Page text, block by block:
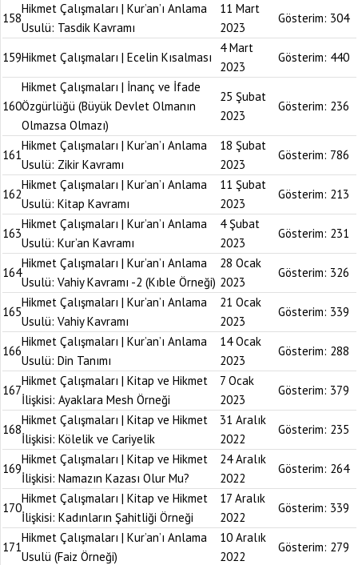
158
Hikmet Çalışmaları | Kur’an’ı Anlama
Usulü: Tasdik Kavramı
11 Mart
2023
Gösterim: 304
159Hikmet Çalışmaları | Ecelin Kısalması
4 Mart
2023
Gösterim: 440
160
Hikmet Çalışmaları | İnanç ve İfade
Özgürlüğü (Büyük Devlet Olmanın
Olmazsa Olmazı)
25 Şubat
2023
Gösterim: 236
161
Hikmet Çalışmaları | Kur’an’ı Anlama
Usulü: Zikir Kavramı
18 Şubat
2023
Gösterim: 786
162
Hikmet Çalışmaları | Kur’an’ı Anlama
Usulü: Kitap Kavramı
11 Şubat
2023
Gösterim: 213
163
Hikmet Çalışmaları | Kur’an’ı Anlama
Usulü: Kur’an Kavramı
4 Şubat
2023
Gösterim: 231
164
Hikmet Çalışmaları | Kur’an’ı Anlama
Usulü: Vahiy Kavramı -2 (Kıble Örneği)
28 Ocak
2023
Gösterim: 326
165
Hikmet Çalışmaları | Kur’an’ı Anlama
Usulü: Vahiy Kavramı
21 Ocak
2023
Gösterim: 339
166
Hikmet Çalışmaları | Kur’an’ı Anlama
Usulü: Din Tanımı
14 Ocak
2023
Gösterim: 288
167
Hikmet Çalışmaları | Kitap ve Hikmet
İlişkisi: Ayaklara Mesh Örneği
7 Ocak
2023
Gösterim: 379
168
Hikmet Çalışmaları | Kitap ve Hikmet
İlişkisi: Kölelik ve Cariyelik
31 Aralık
2022
Gösterim: 235
169
Hikmet Çalışmaları | Kitap ve Hikmet
İlişkisi: Namazın Kazası Olur Mu?
24 Aralık
2022
Gösterim: 264
170
Hikmet Çalışmaları | Kitap ve Hikmet
İlişkisi: Kadınların Şahitliği Örneği
17 Aralık
2022
Gösterim: 339
171
Hikmet Çalışmaları | Kur’an’ı Anlama
Usulü (Faiz Örneği)
10 Aralık
2022
Gösterim: 279